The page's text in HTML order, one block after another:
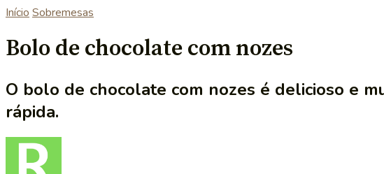
Início Sobremesas
Bolo de chocolate com nozes
O bolo de chocolate com nozes é delicioso e
rápida.